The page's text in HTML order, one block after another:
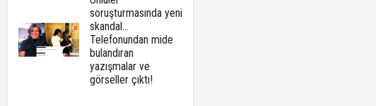
soruşturmasında yeni
skandal...
Telefonundan mide
bulandıran
yazışmalar ve
görseller çıktı!